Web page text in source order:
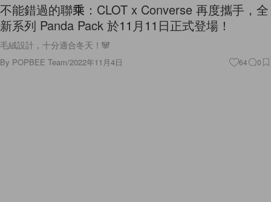
不能錯過的聯乘：CLOT x Converse 再度攜手，全
新系列 Panda Pack 於11月11日正式登場！
毛絨設計，十分適合冬天！🐼
By POPBEE Team/2022年11月4日 64 0